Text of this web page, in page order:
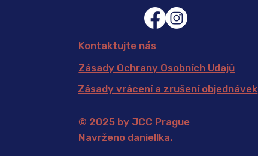
Kontaktujte nás
Zásady Ochrany Osobních Udajů
Zásady vrácení a zrušení objednávek
© 2025 by JCC Prague
Navrženo daniellka.